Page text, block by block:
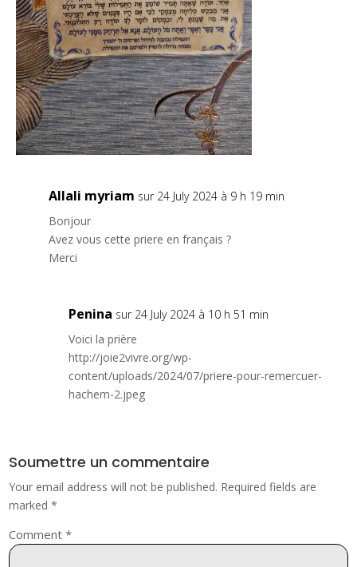
Allali myriam sur 24 July 2024 à 9 h 19 min
Bonjour
Avez vous cette priere en français ?
Merci
Penina sur 24 July 2024 à 10 h 51 min
Voici la prière
http://joie2vivre.org/wp-
content/uploads/2024/07/priere-pour-remercuer-
hachem-2.jpeg
Soumettre un commentaire
Your email address will not be published. Required fields are
marked*
Comment*